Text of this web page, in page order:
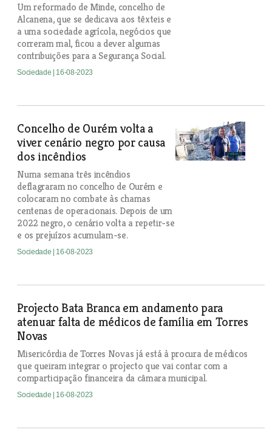
Um reformado de Minde, concelho de
Alcanena, que se dedicava aos têxteis e
a uma sociedade agrícola, negócios que
correram mal, ficou a dever algumas
contribuições para a Segurança Social.
Sociedade | 16-08-2023
Concelho de Ourém volta a
viver cenário negro por causa
dos incêndios
Numa semana três incêndios
deflagraram no concelho de Ourém e
colocaram no combate às chamas
centenas de operacionais. Depois de um
2022 negro, o cenário volta a repetir-se
e os prejuízos acumulam-se.
Sociedade | 16-08-2023
Projecto Bata Branca em andamento para
atenuar falta de médicos de família em Torres
Novas
Misericórdia de Torres Novas já está à procura de médicos
que queiram integrar o projecto que vai contar com a
comparticipação financeira da câmara municipal.
Sociedade | 16-08-2023